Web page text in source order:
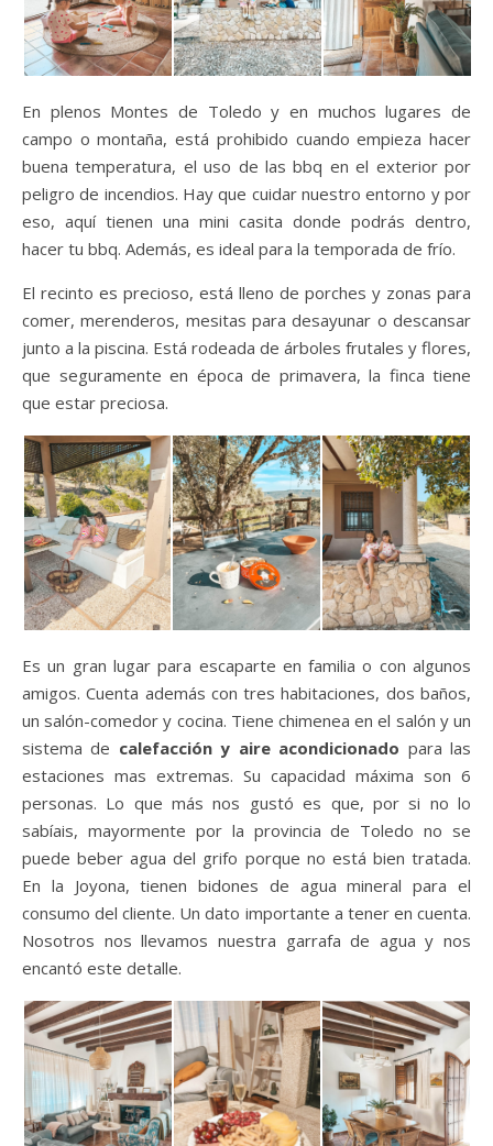
En plenos Montes de Toledo y en muchos lugares de
campo o montaña, está prohibido cuando empieza hacer
buena temperatura, el uso de las bbq en el exterior por
peligro de incendios. Hay que cuidar nuestro entorno y por
eso, aquí tienen una mini casita donde podrás dentro,
hacer tu bbq. Además, es ideal para la temporada de frío.
El recinto es precioso, está lleno de porches y zonas para
comer, merenderos, mesitas para desayunar o descansar
junto a la piscina. Está rodeada de árboles frutales y flores,
que seguramente en época de primavera, la finca tiene
que estar preciosa.
Es un gran lugar para escaparte en familia o con algunos
amigos. Cuenta además con tres habitaciones, dos baños,
un salón-comedor y cocina. Tiene chimenea en el salón y un
sistema de calefacción y aire acondicionado para las
estaciones mas extremas. Su capacidad máxima son 6
personas. Lo que más nos gustó es que, por si no lo
sabíais, mayormente por la provincia de Toledo no se
puede beber agua del grifo porque no está bien tratada.
En la Joyona, tienen bidones de agua mineral para el
consumo del cliente. Un dato importante a tener en cuenta.
Nosotros nos llevamos nuestra garrafa de agua y nos
encantó este detalle.